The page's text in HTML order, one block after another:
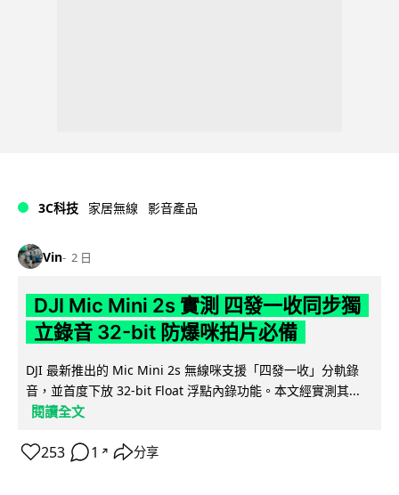
3C科技 家居無線 影音產品
Vin 2 日
DJI Mic Mini 2s 實測 四發一收同步獨
立錄音 32-bit 防爆咪拍片必備
DJI 最新推出的 Mic Mini 2s 無線咪支援「四發一收」分軌錄
音，並首度下放 32-bit Float 浮點內錄功能。本文經實測其...
閱讀全文
253 1 ↗ 分享